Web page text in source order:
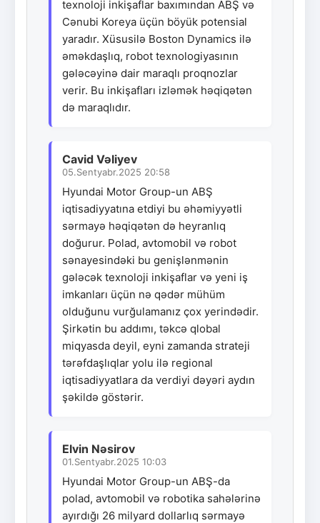
texnoloji inkişaflar baxımından ABŞ və
Cənubi Koreya üçün böyük potensial
yaradır. Xüsusilə Boston Dynamics ilə
əməkdaşlıq, robot texnologiyasının
gələcəyinə dair maraqlı proqnozlar
verir. Bu inkişafları izləmək həqiqətən
də maraqlıdır.
Cavid Vəliyev
05.Sentyabr.2025 20:58
Hyundai Motor Group-un ABŞ
iqtisadiyyatına etdiyi bu əhəmiyyətli
sərmayə həqiqətən də heyranlıq
doğurur. Polad, avtomobil və robot
sənayesindəki bu genişlənmənin
gələcək texnoloji inkişaflar və yeni iş
imkanları üçün nə qədər mühüm
olduğunu vurğulamanız çox yerindədir.
Şirkətin bu addımı, təkcə qlobal
miqyasda deyil, eyni zamanda strateji
tərəfdaşlıqlar yolu ilə regional
iqtisadiyyatlara da verdiyi dəyəri aydın
şəkildə göstərir.
Elvin Nəsirov
01.Sentyabr.2025 10:03
Hyundai Motor Group-un ABŞ-da
polad, avtomobil və robotika sahələrinə
ayırdığı 26 milyard dollarlıq sərmayə